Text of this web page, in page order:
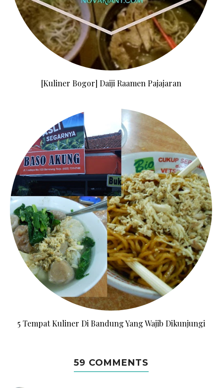
[Kuliner Bogor] Daiji Raamen Pajajaran
5 Tempat Kuliner Di Bandung Yang Wajib Dikunjungi
59 COMMENTS